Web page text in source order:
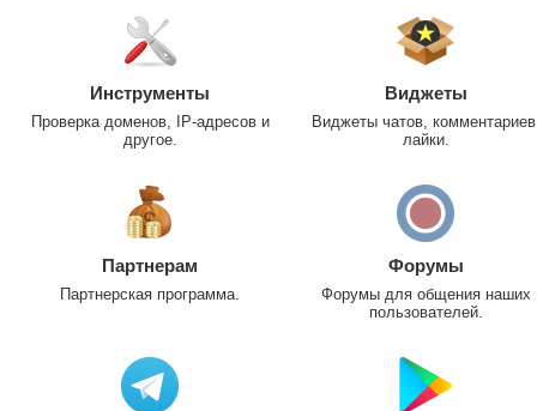
Инструменты
Проверка доменов, IP-адресов и
другое.
Виджеты
Виджеты чатов,
лайки.
Партнерам
Партнерская программа.
Форумы
Форумы для общения наших
пользователей.